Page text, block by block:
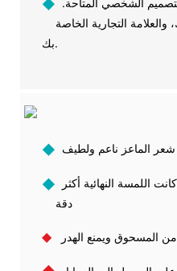
◆
التجارية الخاصة
بك.
◆
◆
دقة
◆